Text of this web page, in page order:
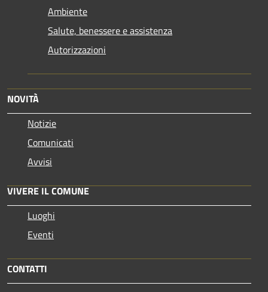
Ambiente
Salute, benessere e assistenza
Autorizzazioni
NOVITÀ
Notizie
Comunicati
Avvisi
VIVERE IL COMUNE
Luoghi
Eventi
CONTATTI